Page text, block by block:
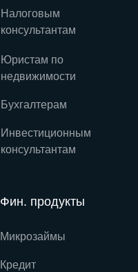
Налоговым
консультантам
Инвестиционным
консультантам
Бухгалтерам
Юристам по
недвижимости
Кредит
Микрозаймы
Фин. продукты